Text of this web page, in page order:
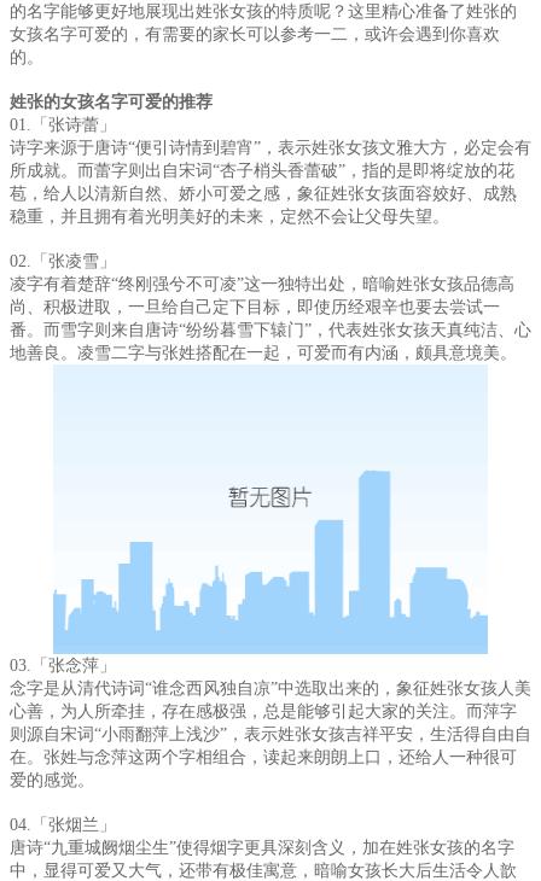
的名字能够更好地展现出姓张女孩的特质呢？这里精心准备了姓张的
女孩名字可爱的，有需要的家长可以参考一二，或许会遇到你喜欢
的。
姓张的女孩名字可爱的推荐
01.「张诗蕾」
诗字来源于唐诗“便引诗情到碧宵”，表示姓张女孩文雅大方，必定会有
所成就。而蕾字则出自宋词“杏子梢头香蕾破”，指的是即将绽放的花
苞，给人以清新自然、娇小可爱之感，象征姓张女孩面容姣好、成熟
稳重，并且拥有着光明美好的未来，定然不会让父母失望。
02.「张凌雪」
凌字有着楚辞“终刚强兮不可凌”这一独特出处，暗喻姓张女孩品德高
尚、积极进取，一旦给自己定下目标，即使历经艰辛也要去尝试一
番。而雪字则来自唐诗“纷纷暮雪下辕门”，代表姓张女孩天真纯洁、心
地善良。凌雪二字与张姓搭配在一起，可爱而有内涵，颇具意境美。
03.「张念萍」
念字是从清代诗词“谁念西风独自凉”中选取出来的，象征姓张女孩人美
心善，为人所牵挂，存在感极强，总是能够引起大家的关注。而萍字
则源自宋词“小雨翻萍上浅沙”，表示姓张女孩吉祥平安，生活得自由自
在。张姓与念萍这两个字相组合，读起来朗朗上口，还给人一种很可
爱的感觉。
04.「张烟兰」
唐诗“九重城阙烟尘生”使得烟字更具深刻含义，加在姓张女孩的名字
中，显得可爱又大气，还带有极佳寓意，暗喻女孩长大后生活令人歆